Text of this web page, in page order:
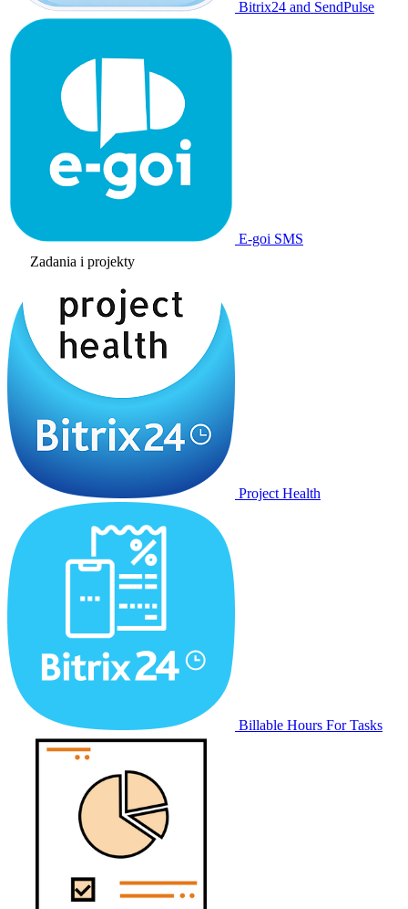
Bitrix24 and SendPulse
E-goi SMS
Zadania i projekty
Project Health
Billable Hours For Tasks